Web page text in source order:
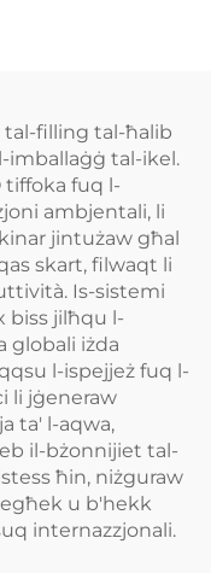
filling tal-ħalib
imballaġġ tal-ikel.
tiffoka fuq l-
ambjentali, li
jintużaw għal
skart, filwaqt li
Is-sistemi
biss jilħqu l-
globali iżda
l-ispejjeż fuq l-
li jġeneraw
ta' l-aqwa,
il-bżonnijiet tal-
ħin, niżguraw
u b'hekk
internazzjonali.